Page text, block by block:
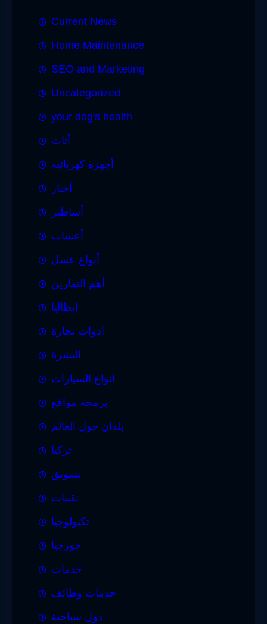
Current News
Home Maintenance
SEO and Marketing
Uncategorized
your dog's health
أثاث
أجهزة كهربائية
أخبار
أساطير
أعشاب
أنواع عسل
أهم التمارين
إيطاليا
ادوات نجارة
البشرة
انواع السيارات
برمجة مواقع
بلدان حول العالم
تركيا
تسويق
تقنيات
تكنولوجيا
جورجيا
خدمات
خدمات وظائف
دول سياحية